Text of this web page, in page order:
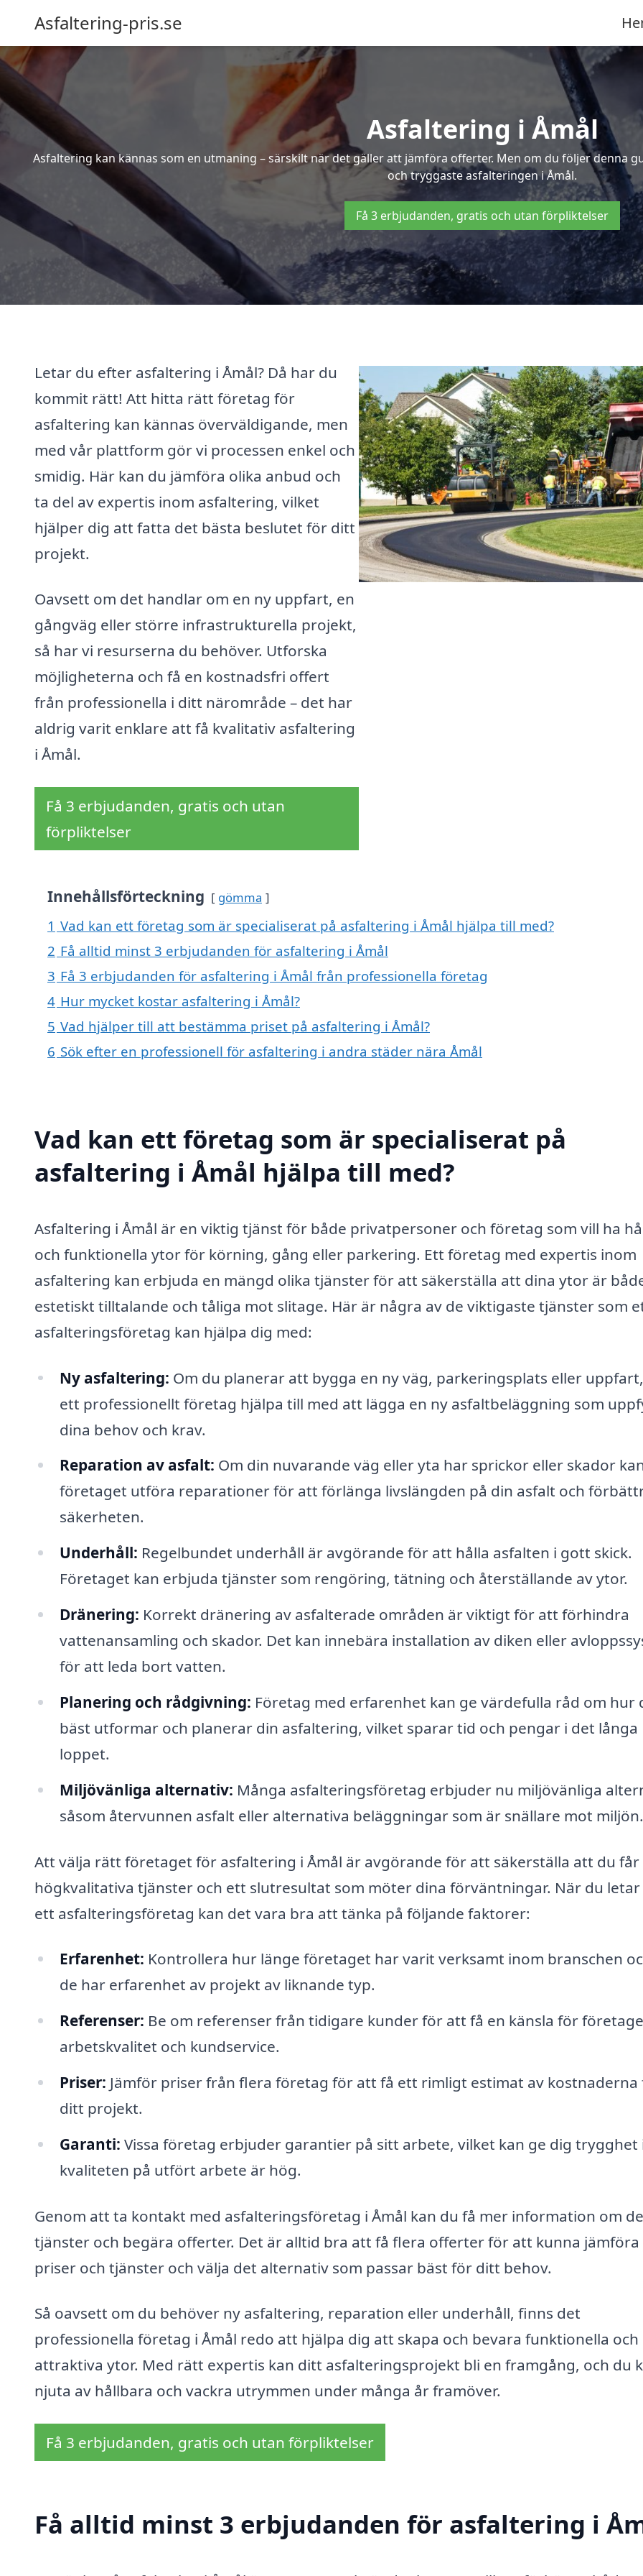
Asfaltering-pris.se
Asfaltering i Åmål
Asfaltering kan kännas som en utmaning – särskilt när det gäller att jämföra offerter. Men om du följer denna
och tryggaste asfalteringen i Åmål.
Få 3 erbjudanden, gratis och utan förpliktelser
Letar du efter asfaltering i Åmål? Då har du
kommit rätt! Att hitta rätt företag för
asfaltering kan kännas överväldigande, men
med vår plattform gör vi processen enkel och
smidig. Här kan du jämföra olika anbud och
ta del av expertis inom asfaltering, vilket
hjälper dig att fatta det bästa beslutet för ditt
projekt.
Oavsett om det handlar om en ny uppfart, en
gångväg eller större infrastrukturella projekt,
så har vi resurserna du behöver. Utforska
möjligheterna och få en kostnadsfri offert
från professionella i ditt närområde – det har
aldrig varit enklare att få kvalitativ asfaltering
i Åmål.
Få 3 erbjudanden, gratis och utan
förpliktelser
Innehållsförteckning gömma
1 Vad kan ett företag som är specialiserat på asfaltering i Åmål hjälpa till med?
2 Få alltid minst 3 erbjudanden för asfaltering i Åmål
3 Få 3 erbjudanden för asfaltering i Åmål från professionella företag
4 Hur mycket kostar asfaltering i Åmål?
5 Vad hjälper till att bestämma priset på asfaltering i Åmål?
6 Sök efter en professionell för asfaltering i andra städer nära Åmål
Vad kan ett företag som är specialiserat på
asfaltering i Åmål hjälpa till med?
Asfaltering i Åmål är en viktig tjänst för både privatpersoner och företag som vill ha
och funktionella ytor för körning, gång eller parkering. Ett företag med expertis inom
asfaltering kan erbjuda en mängd olika tjänster för att säkerställa att dina ytor är
estetiskt tilltalande och tåliga mot slitage. Här är några av de viktigaste tjänster som
asfalteringsföretag kan hjälpa dig med:
Ny asfaltering: Om du planerar att bygga en ny väg, parkeringsplats eller
ett professionellt företag hjälpa till med att lägga en ny asfaltbeläggning som
dina behov och krav.
Reparation av asfalt: Om din nuvarande väg eller yta har sprickor eller skador
företaget utföra reparationer för att förlänga livslängden på din asfalt och
säkerheten.
Underhåll: Regelbundet underhåll är avgörande för att hålla asfalten i gott skick.
Företaget kan erbjuda tjänster som rengöring, tätning och återställande av ytor.
Dränering: Korrekt dränering av asfalterade områden är viktigt för att förhindra
vattenansamling och skador. Det kan innebära installation av diken eller
för att leda bort vatten.
Planering och rådgivning: Företag med erfarenhet kan ge värdefulla råd om hur
bäst utformar och planerar din asfaltering, vilket sparar tid och pengar i det långa
loppet.
Miljövänliga alternativ: Många asfalteringsföretag erbjuder nu miljövänliga
såsom återvunnen asfalt eller alternativa beläggningar som är snällare mot miljön.
Att välja rätt företaget för asfaltering i Åmål är avgörande för att säkerställa att du får
högkvalitativa tjänster och ett slutresultat som möter dina förväntningar. När du
ett asfalteringsföretag kan det vara bra att tänka på följande faktorer:
Erfarenhet: Kontrollera hur länge företaget har varit verksamt inom branschen
de har erfarenhet av projekt av liknande typ.
Referenser: Be om referenser från tidigare kunder för att få en känsla för
arbetskvalitet och kundservice.
Priser: Jämför priser från flera företag för att få ett rimligt estimat av kostnaderna
ditt projekt.
Garanti: Vissa företag erbjuder garantier på sitt arbete, vilket kan ge dig trygghet
kvaliteten på utfört arbete är hög.
Genom att ta kontakt med asfalteringsföretag i Åmål kan du få mer information om
tjänster och begära offerter. Det är alltid bra att få flera offerter för att kunna jämföra
priser och tjänster och välja det alternativ som passar bäst för ditt behov.
Så oavsett om du behöver ny asfaltering, reparation eller underhåll, finns det
professionella företag i Åmål redo att hjälpa dig att skapa och bevara funktionella och
attraktiva ytor. Med rätt expertis kan ditt asfalteringsprojekt bli en framgång, och du
njuta av hållbara och vackra utrymmen under många år framöver.
Få 3 erbjudanden, gratis och utan förpliktelser
Få alltid minst 3 erbjudanden för asfaltering i